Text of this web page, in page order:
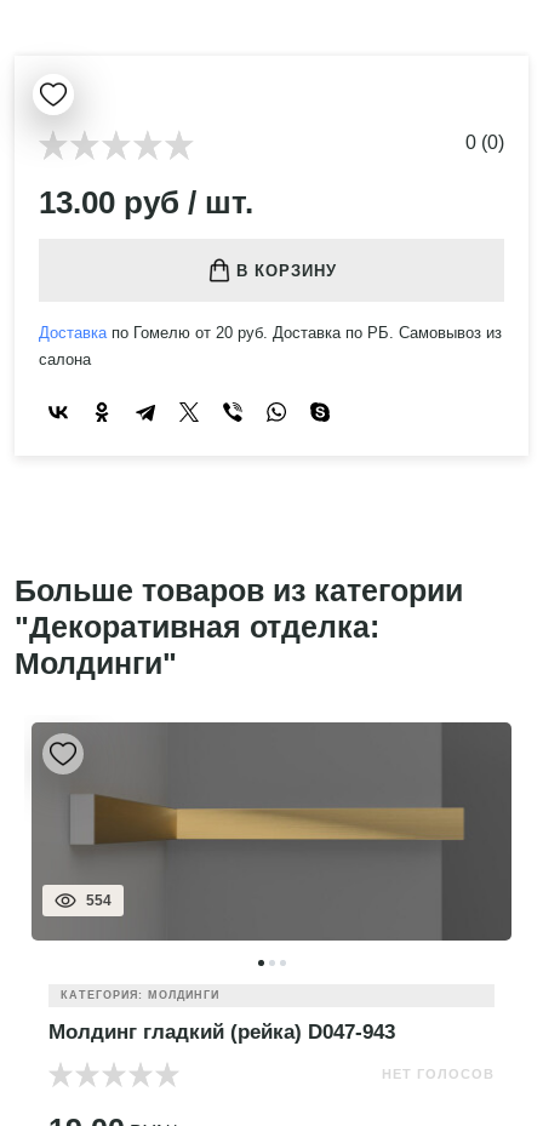
0 (0)
13.00 руб / шт.
В КОРЗИНУ
Доставкапо Гомелю от 20 руб. Доставка по РБ. Самовывоз из
салона
Больше товаров из категории
"Декоративная отделка:
Молдинги"
554
КАТЕГОРИЯ: МОЛДИНГИ
Молдинг гладкий (рейка) D047-943
НЕТ ГОЛОСОВ